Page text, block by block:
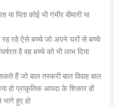
पिता कोई भी गंभीर बीमारी या
रह रहे ऐसे बच्चे जो अपने घरों से बच्चे
है वह बच्चे को भी लाभ दिया
हैं जो बाल तस्करी बाल विवाह बाल
हो प्राकृतिक आपदा के शिकार हों
भागे हुए हो